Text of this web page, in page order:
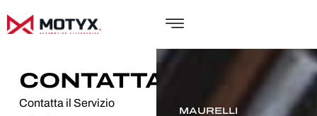
CONTATTACI
Contatta il Servizio
MAURELLI